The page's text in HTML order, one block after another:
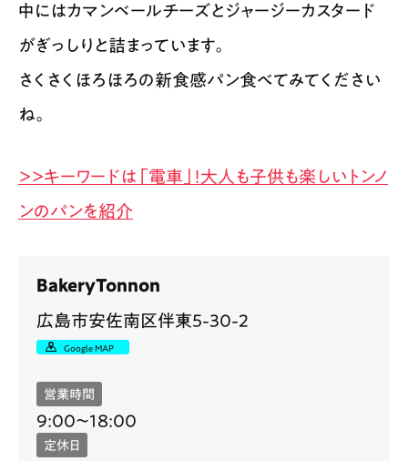
中にはカマンベールチーズとジャージーカスタード
がぎっしりと詰まっています。
さくさくほろほろの新食感パン食べてみてください
ね。
＞＞キーワードは「電車」！大人も子供も楽しいトンノ
ンのパンを紹介
BakeryTonnon
広島市安佐南区伴東5-30-2
Google MAP
営業時間
9:00〜18:00
定休日